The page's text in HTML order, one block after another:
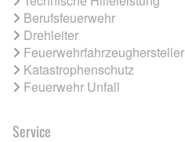
Berufsfeuerwehr
Drehleiter
Feuerwehrfahrzeughersteller
Katastrophenschutz
Feuerwehr Unfall
Service